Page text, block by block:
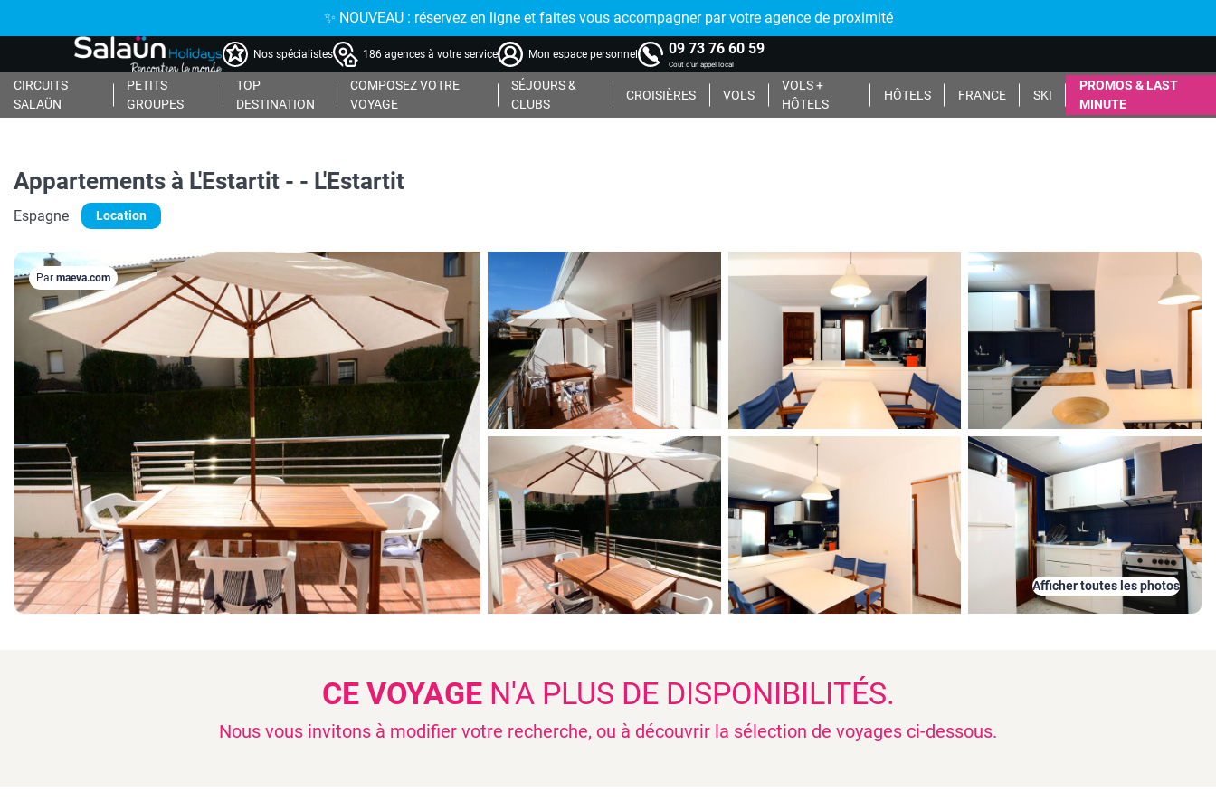
✨ NOUVEAU : réservez en ligne et faites vous accompagner par votre agence de proximité
Nos spécialistes 186 agences à votre service Mon espace personnel 09 73 76 60 59
Coût d'un appel local
CIRCUITS
SALAÜN
PETITS
GROUPES
TOP
DESTINATION
COMPOSEZ VOTRE
VOYAGE
SÉJOURS &
CLUBS
CROISIÈRES VOLS
VOLS +
HÔTELS
HÔTELS FRANCE SKI
PROMOS & LAST
MINUTE
Appartements à L'Estartit - - L'Estartit
Espagne Location
Afficher toutes les photos
Par maeva.com
CE VOYAGEN'A PLUS DE DISPONIBILITÉS.
Nous vous invitons à modifier votre recherche, ou à découvrir la sélection de voyages ci-dessous.